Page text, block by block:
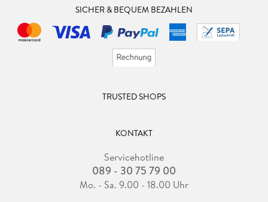
SICHER & BEQUEM BEZAHLEN
TRUSTED SHOPS
KONTAKT
Servicehotline
089 - 30 75 79 00
Mo. - Sa. 9.00 - 18.00 Uhr